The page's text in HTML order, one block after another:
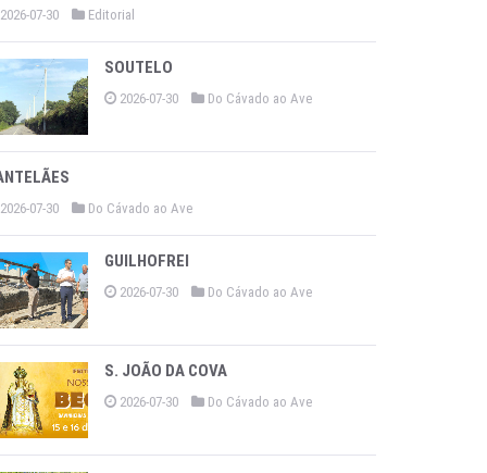
07-30 Editorial
SOUTELO
2026-07-30 Do Cávado ao Ave
07-30 Do Cávado ao Ave
GUILHOFREI
2026-07-30 Do Cávado ao Ave
S. JOÃO DA COVA
2026-07-30 Do Cávado ao Ave